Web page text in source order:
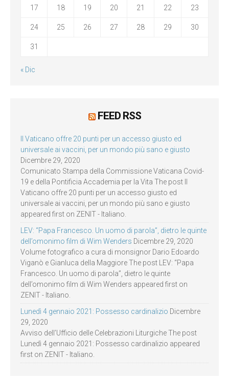
17 18 19 20 21 22 23
24 25 26 27 28 29 30
31
« Dic
FEED RSS
Il Vaticano offre 20 punti per un accesso giusto ed
universale ai vaccini, per un mondo più sano e giusto
Dicembre 29, 2020
Comunicato Stampa della Commissione Vaticana Covid-
19 e della Pontificia Accademia per la Vita The post Il
Vaticano offre 20 punti per un accesso giusto ed
universale ai vaccini, per un mondo più sano e giusto
appeared first on ZENIT - Italiano.
LEV: “Papa Francesco. Un uomo di parola”, dietro le quinte
dell’omonimo film di Wim Wenders Dicembre 29, 2020
Volume fotografico a cura di monsignor Dario Edoardo
Viganò e Gianluca della Maggiore The post LEV: “Papa
Francesco. Un uomo di parola”, dietro le quinte
dell’omonimo film di Wim Wenders appeared first on
ZENIT - Italiano.
Lunedì 4 gennaio 2021: Possesso cardinalizio Dicembre
29, 2020
Avviso dell’Ufficio delle Celebrazioni Liturgiche The post
Lunedì 4 gennaio 2021: Possesso cardinalizio appeared
first on ZENIT - Italiano.